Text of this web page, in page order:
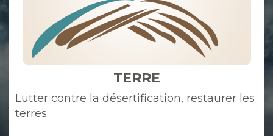
TERRE
Lutter contre la désertification, restaurer les
terres